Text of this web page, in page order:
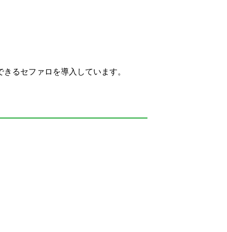
るセファロを導入しています。